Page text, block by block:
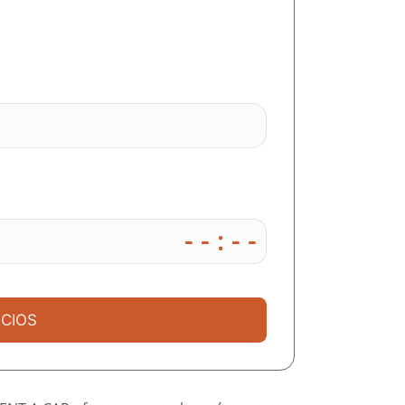
- - : - -